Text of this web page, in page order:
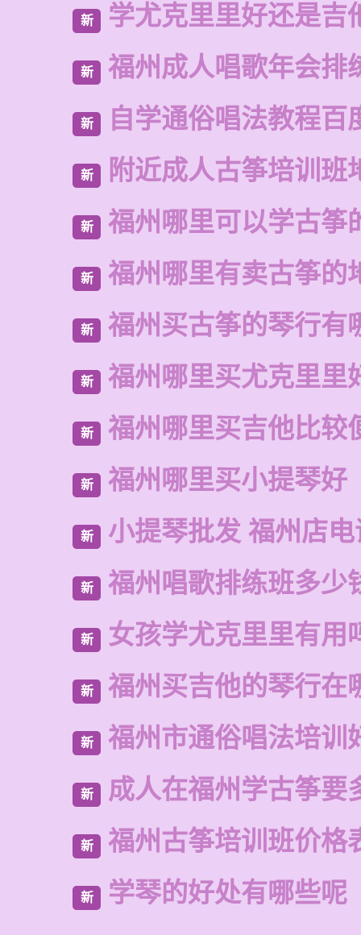
新 学尤克里里好还是吉
新 福州成人唱歌年会排
新 自学通俗唱法教程百
新 附近成人古筝培训班
新 福州哪里可以学古筝
新 福州哪里有卖古筝的
新 福州买古筝的琴行有
新 福州哪里买尤克里里
新 福州哪里买吉他比较
新 福州哪里买小提琴好
新 小提琴批发 福州店
新 福州唱歌排练班多少
新 女孩学尤克里里有用
新 福州买吉他的琴行在
新 福州市通俗唱法培训
新 成人在福州学古筝要
新 福州古筝培训班价格
新 学琴的好处有哪些呢